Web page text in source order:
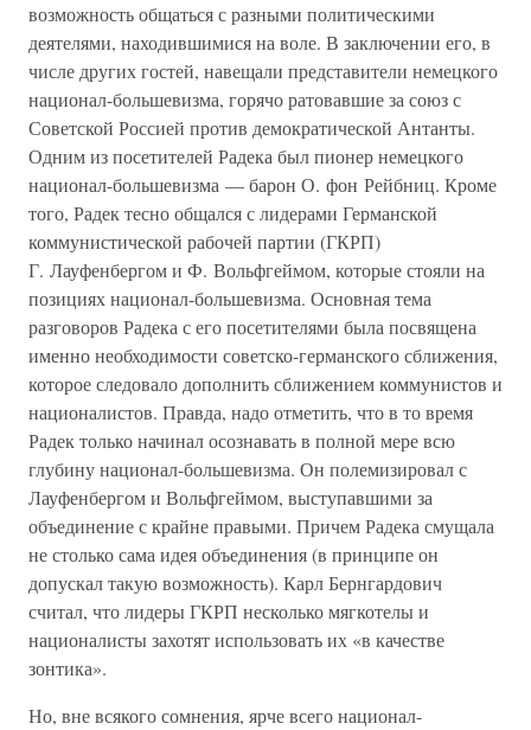
возможность общаться с разными политическими
деятелями, находившимися на воле. В заключении его, в
числе других гостей, навещали представители немецкого
национал-большевизма, горячо ратовавшие за союз с
Советской Россией против демократической Антанты.
Одним из посетителей Радека был пионер немецкого
национал-большевизма — барон О. фон Рейбниц. Кроме
того, Радек тесно общался с лидерами Германской
коммунистической рабочей партии (ГКРП)
Г. Лауфенбергом и Ф. Вольфгеймом, которые стояли на
позициях национал-большевизма. Основная тема
разговоров Радека с его посетителями была посвящена
именно необходимости советско-германского сближения,
которое следовало дополнить сближением коммунистов и
националистов. Правда, надо отметить, что в то время
Радек только начинал осознавать в полной мере всю
глубину национал-большевизма. Он полемизировал с
Лауфенбергом и Вольфгеймом, выступавшими за
объединение с крайне правыми. Причем Радека смущала
не столько сама идея объединения (в принципе он
допускал такую возможность). Карл Бернгардович
считал, что лидеры ГКРП несколько мягкотелы и
националисты захотят использовать их «в качестве
зонтика».
Но, вне всякого сомнения, ярче всего национал-